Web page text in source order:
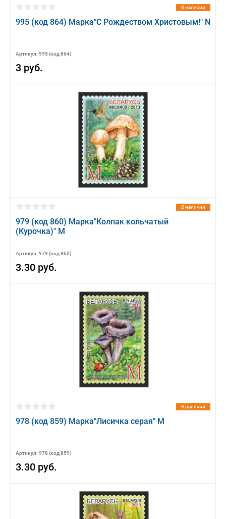
В наличии
995 (код 864) Марка"С Рождеством Христовым!" N
Артикул: 995 (код 864)
3 руб.
В наличии
979 (код 860) Марка"Колпак кольчатый
(Курочка)" М
Артикул: 979 (код 860)
3.30 руб.
В наличии
978 (код 859) Марка"Лисичка серая" М
Артикул: 978 (код 859)
3.30 руб.